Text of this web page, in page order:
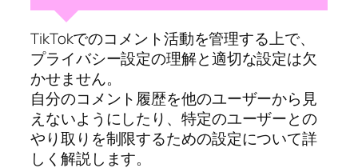
TikTokでのコメント活動を管理する上で、
プライバシー設定の理解と適切な設定は欠
かせません。
自分のコメント履歴を他のユーザーから見
えないようにしたり、特定のユーザーとの
やり取りを制限するための設定について詳
しく解説します。